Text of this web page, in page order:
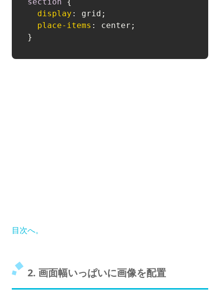
display : grid;
place-items : center;
目次へ。
2. 画面幅いっぱいに画像を配置